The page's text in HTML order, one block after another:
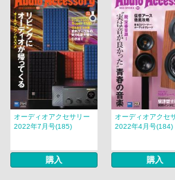
オーディオアクセサリー
2022年7月号(185)
購入
オーディオアクセ
2022年4月号(184)
購入